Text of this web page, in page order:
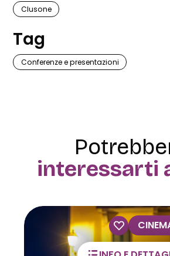
Clusone
Tag
Conferenze e presentazioni
interessarti